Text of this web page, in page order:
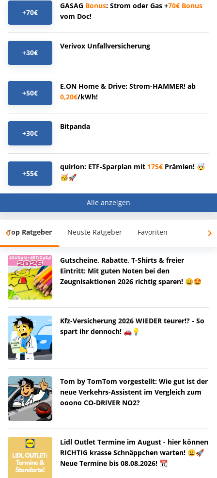
+70€
GASAG Bonus: Strom oder Gas +70€ Bonus
vom Doc!
+30€
Verivox Unfallversicherung
+50€
E.ON Home & Drive: Strom-HAMMER! ab
0,20€/kWh!
+30€
Bitpanda
+55€
quirion: ETF-Sparplan mit 175€ Prämien! 🤯
🥳🚀
Alle anzeigen
Top Ratgeber Neuste Ratgeber Favoriten
Gutscheine, Rabatte, T-Shirts & freier
Eintritt: Mit guten Noten bei den
Zeugnisaktionen 2026 richtig sparen! 😀🤩
Kfz-Versicherung 2026 WIEDER teurer!? - So
spart ihr dennoch! 🚗💡
Tom by TomTom vorgestellt: Wie gut ist der
neue Verkehrs-Assistent im Vergleich zum
ooono CO-DRIVER NO2?
Lidl Outlet Termine im August - hier können
RICHTIG krasse Schnäppchen warten! 😀🚀
Neue Termine bis 08.08.2026! 📆